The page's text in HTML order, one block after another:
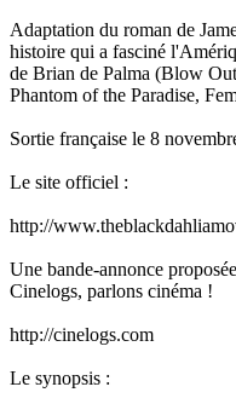
Adaptation du roman de
histoire qui a fasciné
de Brian de Palma (Blow
Phantom of the Paradise,
Sortie française le 8
Le site officiel :
http://
Une bande-annonce
Cinelogs, parlons cinéma !
http://cinelogs.com
Le synopsis :